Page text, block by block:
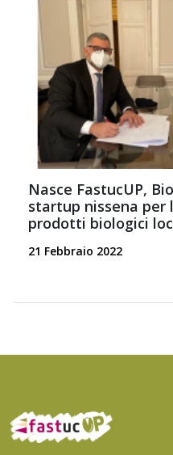
Nasce FastucUP,
startup nissena per
prodotti biologici
21 Febbraio 2022